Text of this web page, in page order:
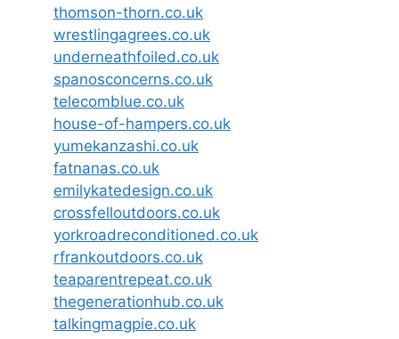
thomson-thorn.co.uk
wrestlingagrees.co.uk
underneathfoiled.co.uk
spanosconcerns.co.uk
telecomblue.co.uk
house-of-hampers.co.uk
yumekanzashi.co.uk
fatnanas.co.uk
emilykatedesign.co.uk
crossfelloutdoors.co.uk
yorkroadreconditioned.co.uk
rfrankoutdoors.co.uk
teaparentrepeat.co.uk
thegenerationhub.co.uk
talkingmagpie.co.uk